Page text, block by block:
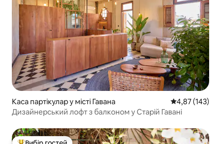
Каса партікулар у місті Гавана Середня
4,87 (143)
Дизайнерський лофт з балконом у Старій Гавані